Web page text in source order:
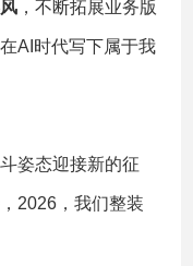
，不断拓展业务版
AI时代写下属于我
姿态迎接新的征
2026，我们整装